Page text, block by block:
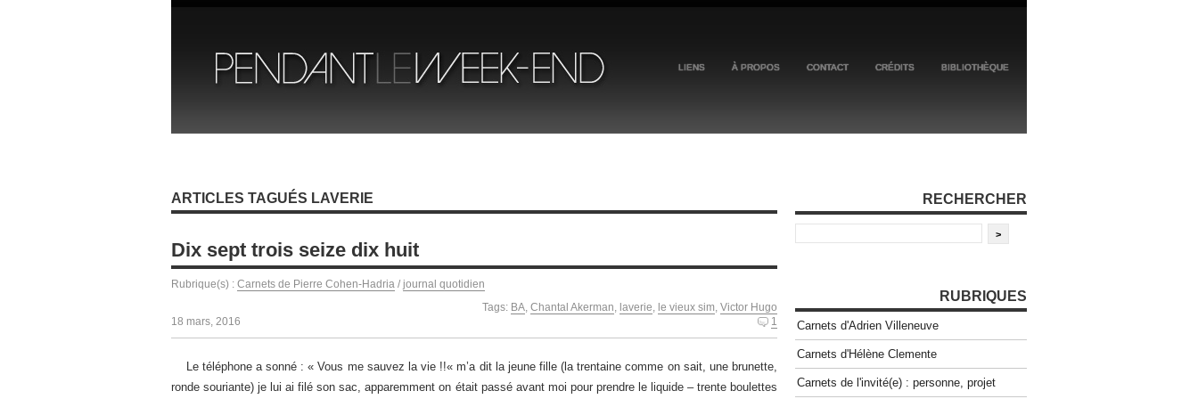
LIENS À PROPOS CONTACT CRÉDITS BIBLIOTHÈQUE
ARTICLES TAGUÉS LAVERIE
Dix sept trois seize dix huit
Rubrique(s) : Carnets de Pierre Cohen-Hadria / journal quotidien
Tags: BA, Chantal Akerman, laverie, le vieux sim, Victor Hugo
18 mars, 2016
1
Le téléphone a sonné : « Vous me sauvez la vie !!« m’a dit la jeune fille (la trentaine comme on sait, une brunette,
ronde souriante) je lui ai filé son sac, apparemment on était passé avant moi pour prendre le liquide – trente boulettes
RECHERCHER
RUBRIQUES
Carnets d'Adrien Villeneuve
Carnets d'Hélène Clemente
Carnets de l'invité(e) : personne, projet